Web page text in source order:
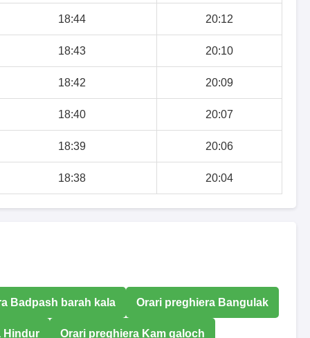
18:44 20:12
18:43 20:10
18:42 20:09
18:40 20:07
18:39 20:06
18:38 20:04
Badpash barah kala Orari preghiera Bangulak
Hindur Orari preghiera Kam galoch